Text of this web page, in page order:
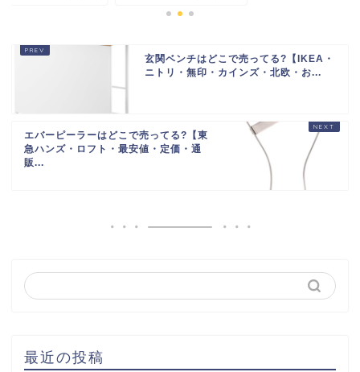
玄関ベンチはどこで売ってる?【IKEA・
ニトリ・無印・カインズ・北欧・お...
エバーピーラーはどこで売ってる?【東
急ハンズ・ロフト・最安値・定価・通
販...
最近の投稿